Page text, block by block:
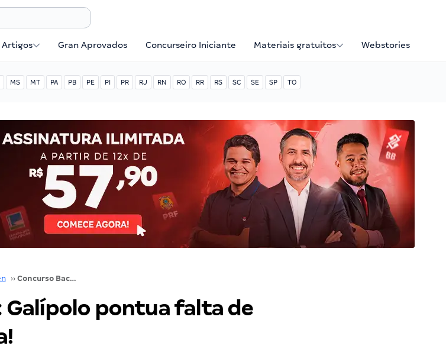
Artigos Gran Aprovados Concurseiro Iniciante Materiais gratuitos Webstories
MS MT PA PB PE PI PR RJ RN RO RR RS SC SE SP TO
›› Concurso Bacen: Galípolo pontua falta de pessoal; entenda!
Galípolo pontua falta de